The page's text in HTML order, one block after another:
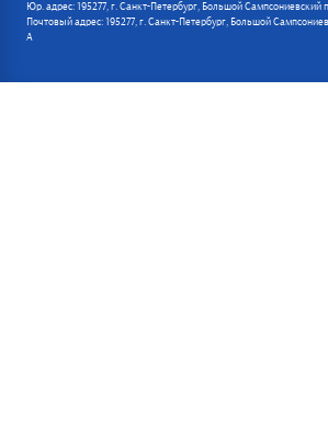
Юр. адрес: 195277, г. Санкт-Петербург, Большой
Почтовый адрес: 195277, г. Санкт-Петербург, Большой
А